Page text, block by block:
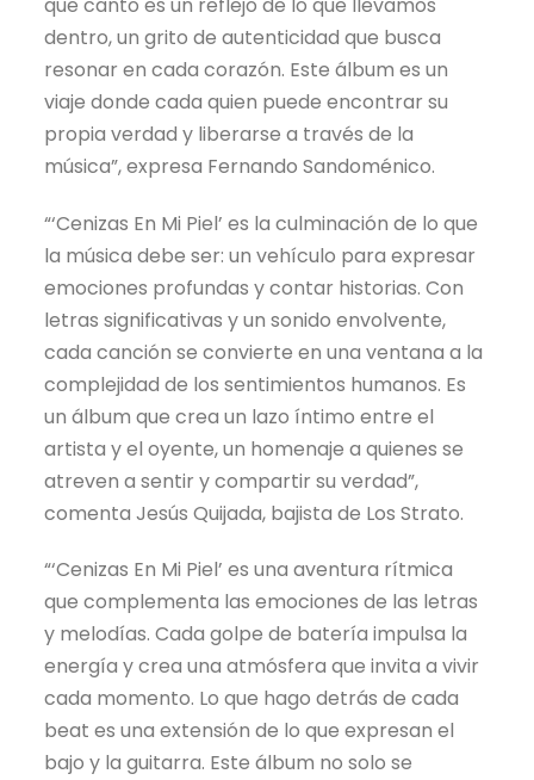
dentro, un grito de autenticidad que busca
resonar en cada corazón. Este álbum es un
viaje donde cada quien puede encontrar su
propia verdad y liberarse a través de la
música”, expresa Fernando Sandoménico.
“‘Cenizas En Mi Piel’ es la culminación de lo que
la música debe ser: un vehículo para expresar
emociones profundas y contar historias. Con
letras significativas y un sonido envolvente,
cada canción se convierte en una ventana a la
complejidad de los sentimientos humanos. Es
un álbum que crea un lazo íntimo entre el
artista y el oyente, un homenaje a quienes se
atreven a sentir y compartir su verdad”,
comenta Jesús Quijada, bajista de Los Strato.
“‘Cenizas En Mi Piel’ es una aventura rítmica
que complementa las emociones de las letras
y melodías. Cada golpe de batería impulsa la
energía y crea una atmósfera que invita a vivir
cada momento. Lo que hago detrás de cada
beat es una extensión de lo que expresan el
bajo y la guitarra. Este álbum no solo se